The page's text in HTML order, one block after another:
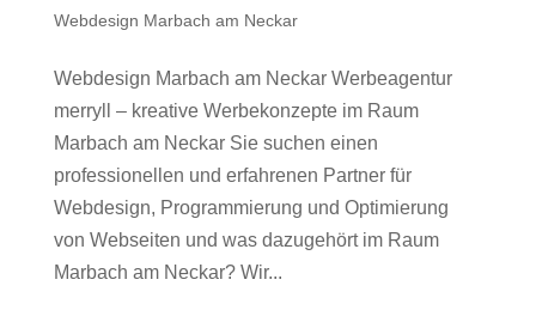
Webdesign Marbach am Neckar
Webdesign Marbach am Neckar Werbeagentur
merryll – kreative Werbekonzepte im Raum
Marbach am Neckar Sie suchen einen
professionellen und erfahrenen Partner für
Webdesign, Programmierung und Optimierung
von Webseiten und was dazugehört im Raum
Marbach am Neckar? Wir...